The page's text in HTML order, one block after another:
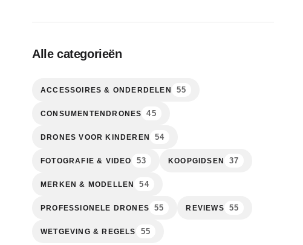
Alle categorieën
ACCESSOIRES & ONDERDELEN 55
CONSUMENTENDRONES 45
DRONES VOOR KINDEREN 54
FOTOGRAFIE & VIDEO 53 KOOPGIDSEN 37
MERKEN & MODELLEN 54
PROFESSIONELE DRONES 55 REVIEWS 55
WETGEVING & REGELS 55